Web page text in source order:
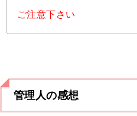
ご注意下さい
管理人の感想